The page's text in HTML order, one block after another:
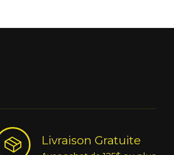
Livraison Gratuite